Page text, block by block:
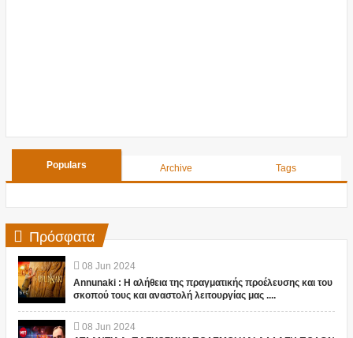
Populars Archive Tags
Πρόσφατα
08 Jun 2024
Annunaki : Η αλήθεια της πραγματικής προέλευσης και του
σκοπού τους και αναστολή λειτουργίας μας ....
08 Jun 2024